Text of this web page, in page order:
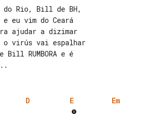
do Rio, Bill de BH,
eu vim do Ceará
ajudar a dizimar
o virús vai espalhar
RUMBORA e é
D E Em